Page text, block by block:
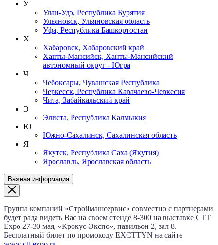
У
Улан-Удэ, Республика Бурятия
Ульяновск, Ульяновская область
Уфа, Республика Башкортостан
Х
Хабаровск, Хабаровский край
Ханты-Мансийск, Ханты-Мансийский
автономный округ - Югра
Ч
Чебоксары, Чувашская Республика
Черкесск, Республика Карачаево-Черкесия
Чита, Забайкальский край
Э
Элиста, Республика Калмыкия
Ю
Южно-Сахалинск, Сахалинская область
Я
Якутск, Республика Саха (Якутия)
Ярославль, Ярославская область
Важная информация
Группа компаний «Строймашсервис» совместно с партнерами
будет рада видеть Вас на своем стенде 8‑300 на выставке CTT
Expo 27‑30 мая, «Крокус‑Экспо», павильон 2, зал 8.
Бесплатный билет по промокоду EXCTTYN на сайте